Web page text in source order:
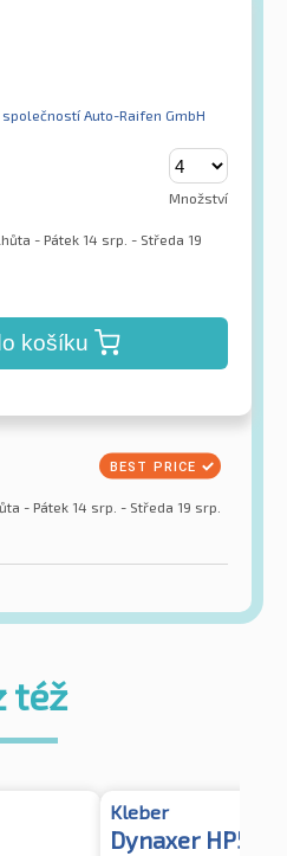
společností Auto-Raifen GmbH
Množství
- Pátek 14 srp. - Středa 19
košíku
- Pátek 14 srp. - Středa 19 srp.
též
Kleber
Dynaxer HP5 TL